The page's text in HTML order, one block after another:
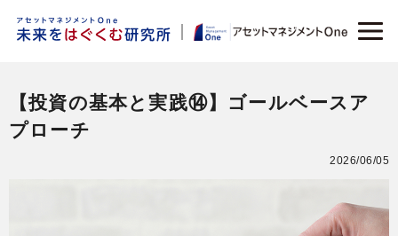
【投資の基本と実践⑭】ゴールベースア
プローチ
2026/06/05